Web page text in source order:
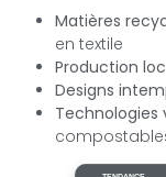
Matières
en textile
Production
Designs
Technologies